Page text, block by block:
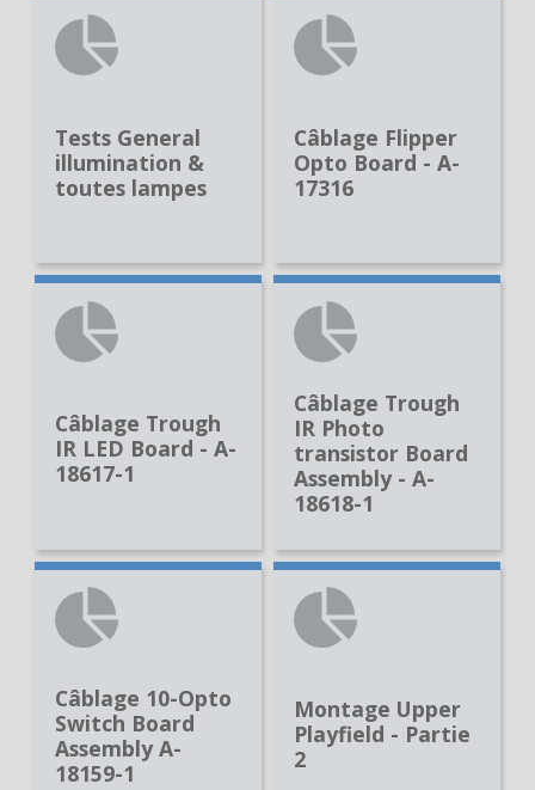
Tests General
illumination &
toutes lampes
Câblage Flipper
Opto Board - A-
17316
Câblage Trough
IR LED Board - A-
18617-1
Câblage Trough
IR Photo
transistor Board
Assembly - A-
18618-1
Câblage 10-Opto
Switch Board
Assembly A-
18159-1
Montage Upper
Playfield - Partie
2